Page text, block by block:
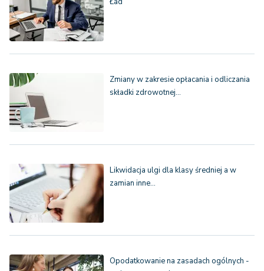
Zmiany w zakresie opłacania i odliczania
składki zdrowotnej…
Likwidacja ulgi dla klasy średniej a w
zamian inne…
Opodatkowanie na zasadach ogólnych -